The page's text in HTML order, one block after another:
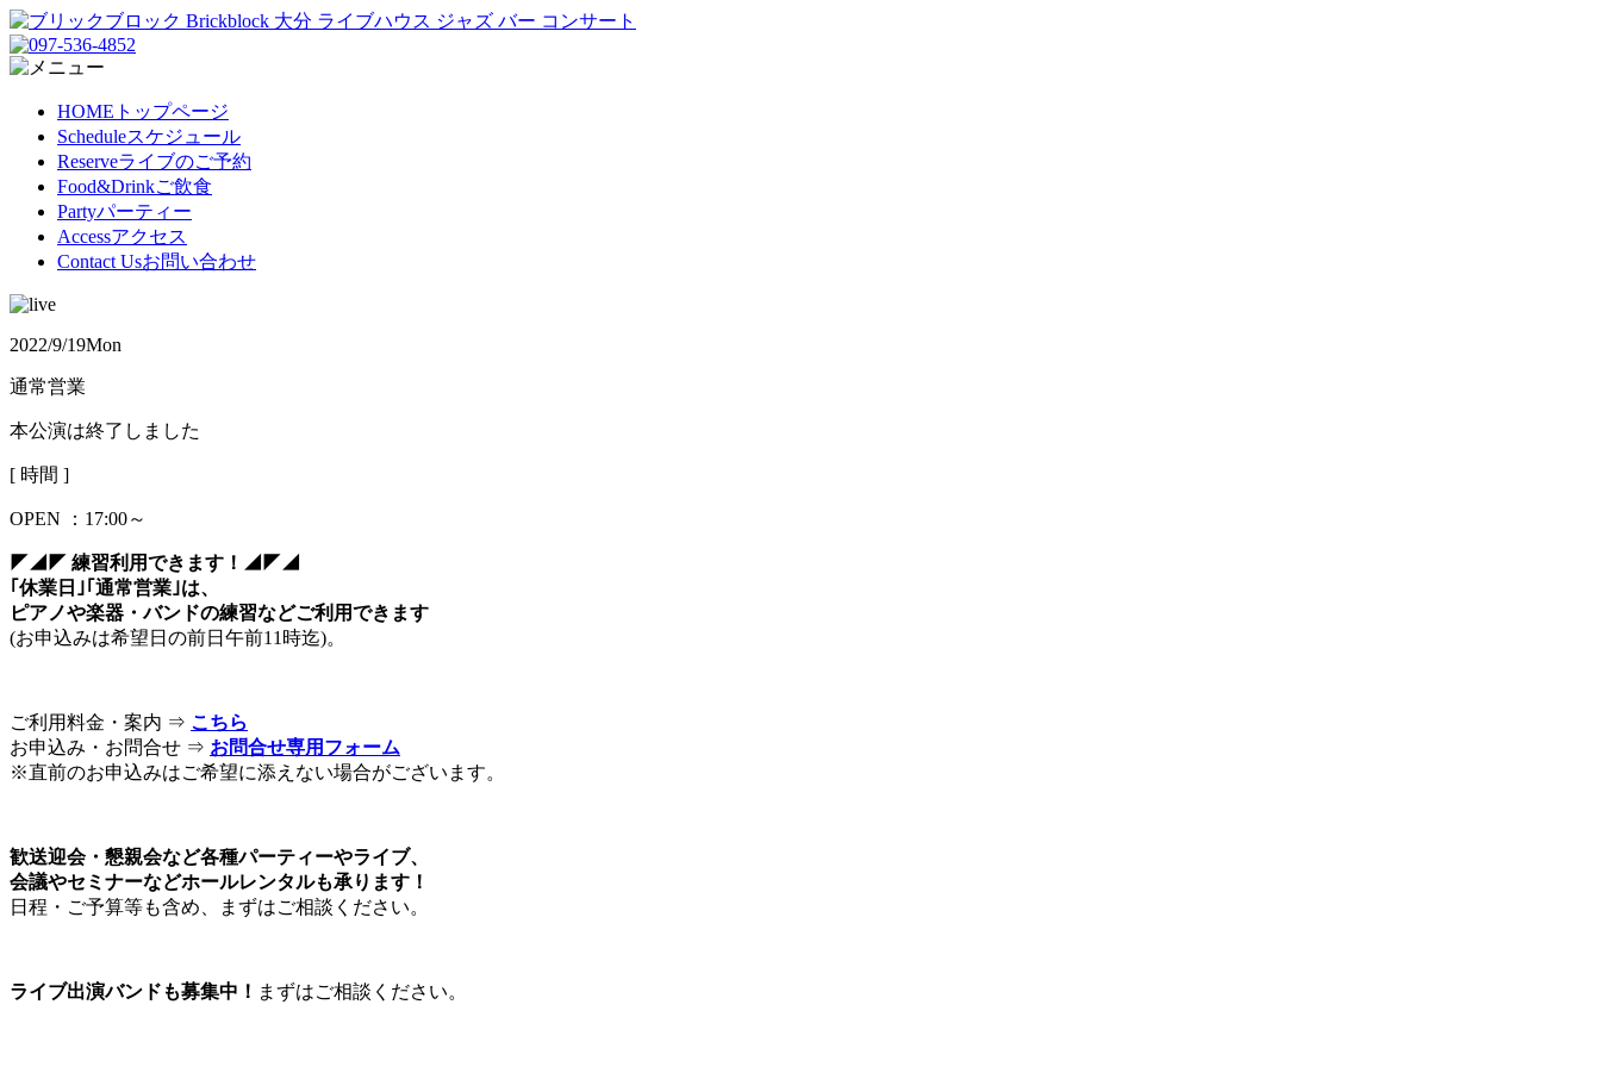
HOME トップページ
Scheduleスケジュール
Reserveライブのご予約
Food&Drinkご飲食
Partyパーティー
Accessアクセス
Contact Usお問い合わせ
2022/9/19Mon
通常営業
本公演は終了しました
[ 時間 ]
OPEN ： 17:00～
◤◢◤ 練習利用できます！◢◤◢
｢休業日｣｢通常営業｣は、
ピアノや楽器・バンドの練習などご利用できます
(お申込みは希望日の前日午前11時迄)。
ご利用料金・案内 ⇒ こちら
お申込み・お問合せ ⇒ お問合せ専用フォーム
※直前のお申込みはご希望に添えない場合がございます。
歓送迎会・懇親会など各種パーティーやライブ、
会議やセミナーなどホールレンタルも承ります！
日程・ご予算等も含め、まずはご相談ください。
ライブ出演バンドも募集中！ まずはご相談ください。